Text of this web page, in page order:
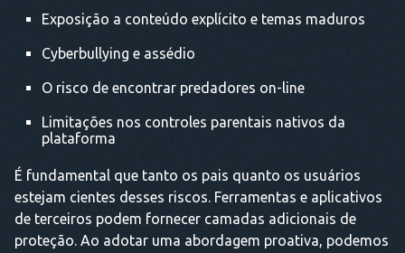
Exposição a conteúdo explícito e temas maduros
Cyberbullying e assédio
O risco de encontrar predadores on-line
Limitações nos controles parentais nativos da
plataforma
É fundamental que tanto os pais quanto os usuários
estejam cientes desses riscos. Ferramentas e aplicativos
de terceiros podem fornecer camadas adicionais de
proteção. Ao adotar uma abordagem proativa, podemos